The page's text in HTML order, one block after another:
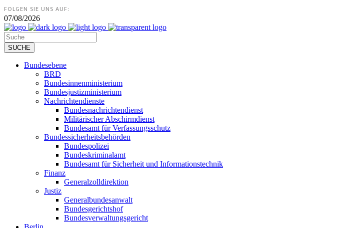
FOLGEN SIE UNS AUF:
07/08/2026
Bundesebene
BRD
Bundesinnenministerium
Bundesjustizministerium
Nachrichtendienste
Bundesnachrichtendienst
Militärischer Abschirmdienst
Bundesamt für Verfassungsschutz
Bundessicherheitsbehörden
Bundespolizei
Bundeskriminalamt
Bundesamt für Sicherheit und Informationstechnik
Finanz
Generalzolldirektion
Justiz
Generalbundesanwalt
Bundesgerichtshof
Bundesverwaltungsgericht